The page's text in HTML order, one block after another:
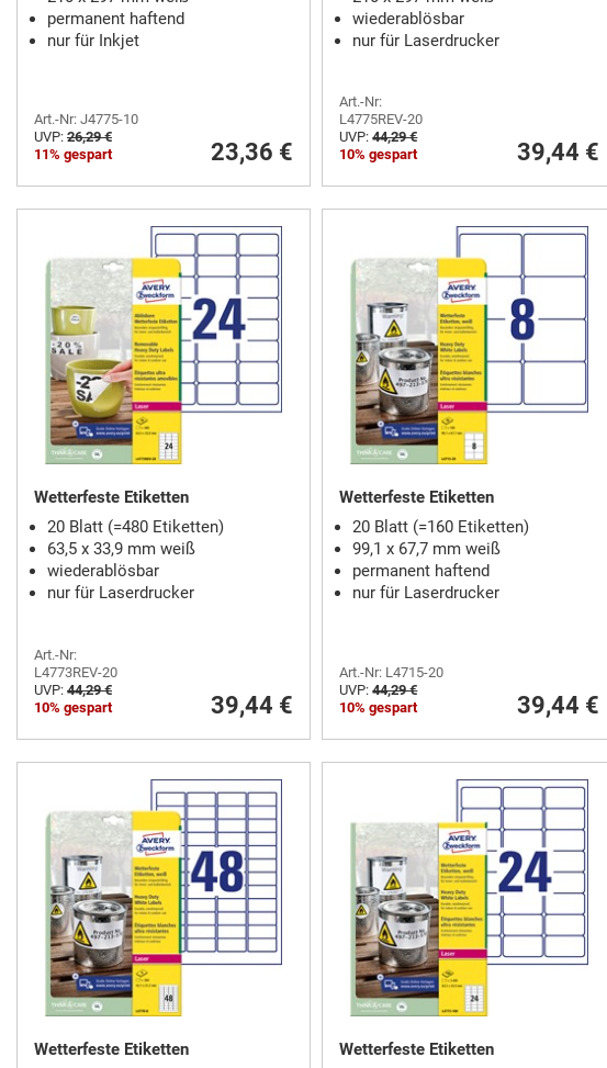
permanent haftend
nur für Inkjet
Art.-Nr: J4775-10
UVP: 26,29 €
11% gespart
23,36 €
wiederablösbar
nur für Laserdrucker
Art.-Nr:
L4775REV-20
UVP:44,29 €
10% gespart
39,44 €
Wetterfeste Etiketten
20 Blatt (=480 Etiketten)
63,5 x 33,9 mm weiß
wiederablösbar
nur für Laserdrucker
Art.-Nr:
L4773REV-20
UVP: 44,29 €
10% gespart
39,44 €
Wetterfeste Etiketten
20 Blatt (=160 Etiketten)
99,1 x 67,7 mm weiß
permanent haftend
nur für Laserdrucker
Art.-Nr: L4715-20
UVP:44,29 €
10% gespart
39,44 €
Wetterfeste Etiketten
Wetterfeste Etiketten